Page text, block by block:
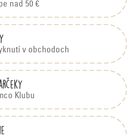
nad 50 €
v obchodoch
Klubu